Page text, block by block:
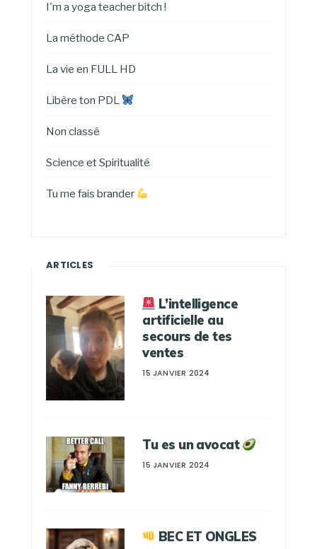
I'm a yoga teacher bitch !
La méthode CAP
La vie en FULL HD
Libère ton PDL
Non classé
Science et Spiritualité
Tu me fais brander
ARTICLES
L’intelligence
artificielle au
secours de tes
ventes
15 JANVIER 2024
Tu es un avocat
15 JANVIER 2024
BEC ET ONGLES